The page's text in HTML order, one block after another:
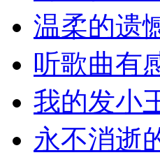
温柔的遗
听歌曲有
我的发小
永不消逝